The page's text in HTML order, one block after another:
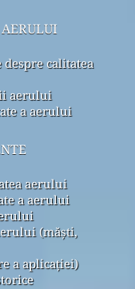
calitatea
aerului
a aerului
aerului
a aerului
(măști,
a aplicației)